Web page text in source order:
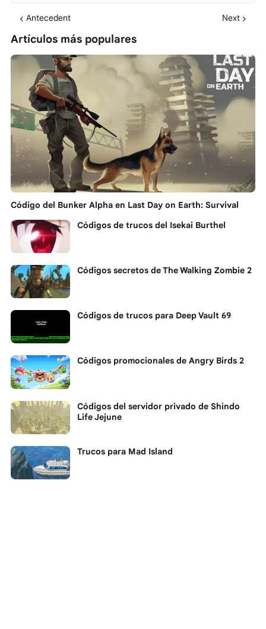
Antecedent Next
Artículos más populares
Código del Bunker Alpha en Last Day on Earth: Survival
Códigos de trucos del Isekai Burthel
Códigos secretos de The Walking Zombie 2
Códigos de trucos para Deep Vault 69
Códigos promocionales de Angry Birds 2
Códigos del servidor privado de Shindo
Life Jejune
Trucos para Mad Island